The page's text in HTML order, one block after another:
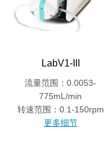
LabV1-III
流量范围：0.0053-
775mL/min
转速范围：0.1-150rpm
更多细节